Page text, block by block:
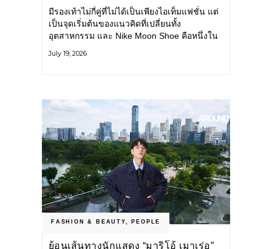
มีรองเท้าไม่กี่คู่ที่ไม่ได้เป็นเพียงไอเท็มแฟชั่น แต่
เป็นจุดเริ่มต้นของแนวคิดที่เปลี่ยนทั้ง
อุตสาหกรรม และ Nike Moon Shoe คือหนึ่งใน
ศตวรรษก่อน กำลังกลับมาอีกครั้ง พร้อมพาเรื่อง
July 19, 2026
FASHION & BEAUTY, PEOPLE
ย้อนเส้นทางนักแสดง “มาริโอ้ เมาเร่อ”